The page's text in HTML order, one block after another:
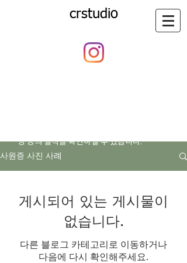
crstudio
사원증 사진 사례
게시되어 있는 게시물이
없습니다.
다른 블로그 카테고리로 이동하거나
다음에 다시 확인해주세요.
영 등의 실적을 확인하실 수 있습니다.